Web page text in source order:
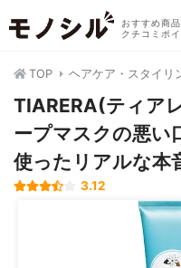
おすすめ商
クチコミポ
TOP ヘアケア・スタイリ
TIARERA(ティア
ープマスクの悪い
使ったリアルな本
3.12